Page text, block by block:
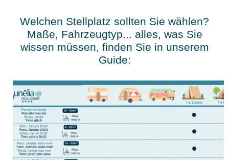
Welchen Stellplatz sollten Sie wählen?
Maße, Fahrzeugtyp... alles, was Sie
wissen müssen, finden Sie in unserem
Guide: